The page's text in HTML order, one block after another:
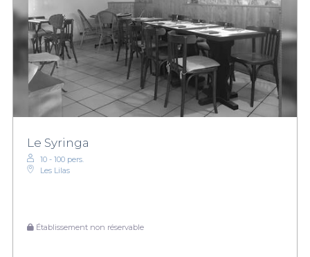
Le Syringa
10 - 100 pers.
Les Lilas
Établissement non réservable